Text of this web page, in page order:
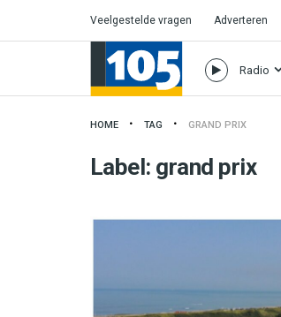
Veelgestelde vragen Adverteren
Radio
HOME TAG GRAND PRIX
Label: grand prix